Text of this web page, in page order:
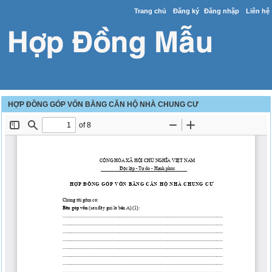
Trang chủ Đăng ký Đăng nhập Liên hệ
HỢP ĐỒNG GÓP VỐN BẰNG CĂN HỘ NHÀ CHUNG CƯ